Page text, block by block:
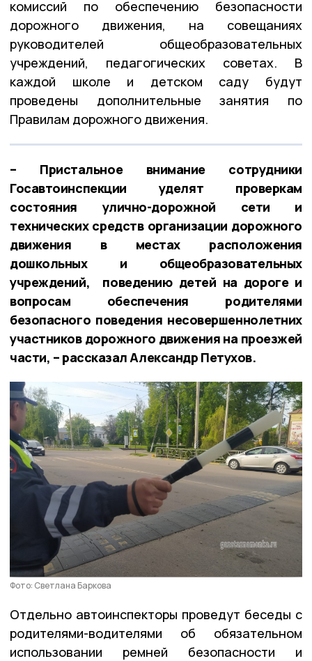
комиссий по обеспечению безопасности
дорожного движения, на совещаниях
руководителей общеобразовательных
учреждений, педагогических советах. В
каждой школе и детском саду будут
проведены дополнительные занятия по
Правилам дорожного движения.
– Пристальное внимание сотрудники
Госавтоинспекции уделят проверкам
состояния улично-дорожной сети и
технических средств организации дорожного
движения в местах расположения
дошкольных и общеобразовательных
учреждений, поведению детей на дороге и
вопросам обеспечения родителями
безопасного поведения несовершеннолетних
участников дорожного движения на проезжей
части, – рассказал Александр Петухов.
Фото: Светлана Баркова
Отдельно автоинспекторы проведут беседы с
родителями-водителями об обязательном
использовании ремней безопасности и